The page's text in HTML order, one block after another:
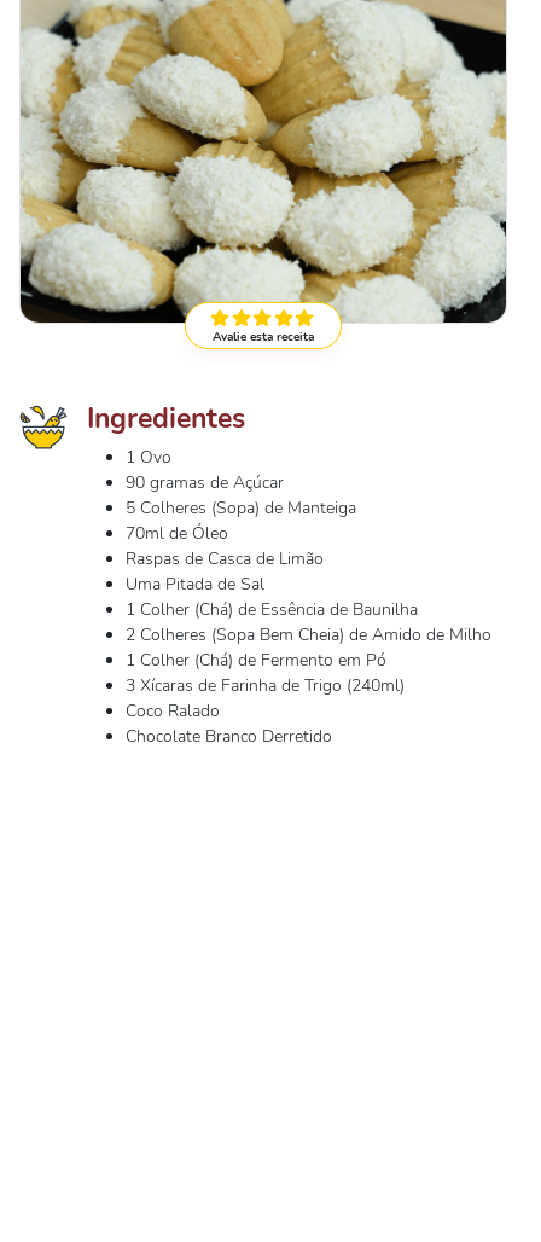
Avalie esta receita
Ingredientes
1 Ovo
90 gramas de Açúcar
5 Colheres (Sopa) de Manteiga
70ml de Óleo
Raspas de Casca de Limão
Uma Pitada de Sal
1 Colher (Chá) de Essência de Baunilha
2 Colheres (Sopa Bem Cheia) de Amido de Milho
1 Colher (Chá) de Fermento em Pó
3 Xícaras de Farinha de Trigo (240ml)
Coco Ralado
Chocolate Branco Derretido